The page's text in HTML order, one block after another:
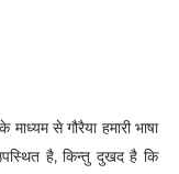
से गौरैया हमारी भाषा
है, किन्तु दुखद है कि